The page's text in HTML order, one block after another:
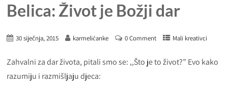
Belica: Život je Božji dar
30 siječnja, 2015 karmelićanke 0 Comment Mali kreativci
Zahvalni za dar života, pitali smo se: ,,Što je to život?” Evo kako
razumiju i razmišljaju djeca: